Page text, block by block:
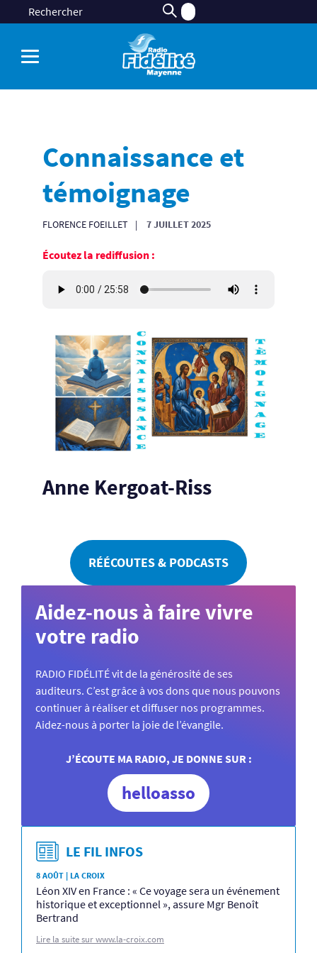
Connaissance et
témoignage
FLORENCE FOEILLET 7 JUILLET 2025
Écoutez la rediffusion :
Anne Kergoat-Riss
RÉÉCOUTES & PODCASTS
Aidez-nous à faire vivre
votre radio
RADIO FIDÉLITÉ vit de la générosité de ses
auditeurs. C’est grâce à vos dons que nous pouvons
continuer à réaliser et diffuser nos programmes.
Aidez-nous à porter la joie de l’évangile.
J’ÉCOUTE MA RADIO, JE DONNE SUR :
helloasso
LE FIL INFOS
8 AOÛT | LA CROIX
Léon XIV en France : « Ce voyage sera un événement
historique et exceptionnel », assure Mgr Benoît
Bertrand
Lire la suite sur www.la-croix.com